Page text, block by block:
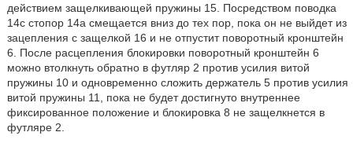
действием защелкивающей пружины 15. Посредством поводка
14c стопор 14a смещается вниз до тех пор, пока он не выйдет из
зацепления с защелкой 16 и не отпустит поворотный кронштейн
6. После расцепления блокировки поворотный кронштейн 6
можно втолкнуть обратно в футляр 2 против усилия витой
пружины 10 и одновременно сложить держатель 5 против усилия
витой пружины 11, пока не будет достигнуто внутреннее
фиксированное положение и блокировка 8 не защелкнется в
футляре 2.